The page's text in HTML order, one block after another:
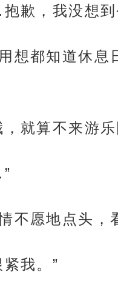
歉，我没想到
想都知道休息
就算不来游
不愿地点头，
我。”